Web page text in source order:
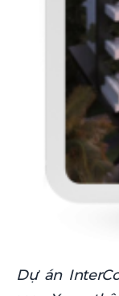
Dự án